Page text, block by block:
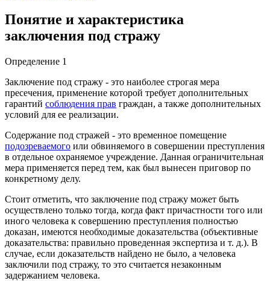
Понятие и характеристика
заключения под стражу
Определение 1
Заключение под стражу - это наиболее строгая мера
пресечения, применение которой требует дополнительных
гарантий соблюдения прав граждан, а также дополнительных
условий для ее реализации.
Содержание под стражей - это временное помещение
подозреваемого или обвиняемого в совершении преступления
в отдельное охраняемое учреждение. Данная ограничительная
мера применяется перед тем, как был вынесен приговор по
конкретному делу.
Стоит отметить, что заключение под стражу может быть
осуществлено только тогда, когда факт причастности того или
иного человека к совершению преступления полностью
доказан, имеются необходимые доказательства (объективные
доказательства: правильно проведенная экспертиза и т. д.). В
случае, если доказательств найдено не было, а человека
заключили под стражу, то это считается незаконным
задержанием человека.